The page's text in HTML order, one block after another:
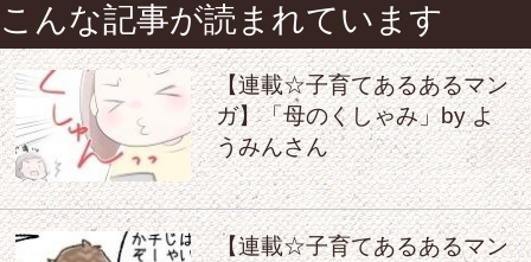
こんな記事が読まれています
【連載☆子育てあるあるマン
ガ】「母のくしゃみ」by よ
うみんさん
【連載☆子育てあるあるマン